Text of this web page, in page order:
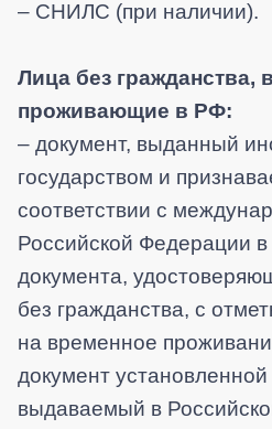
– СНИЛС (при наличии).
Лица без гражданства,
проживающие в РФ:
– документ, выданный
государством и
соответствии с
Российской Федерации
документа,
без гражданства, с
на временное
документ
выдаваемый в